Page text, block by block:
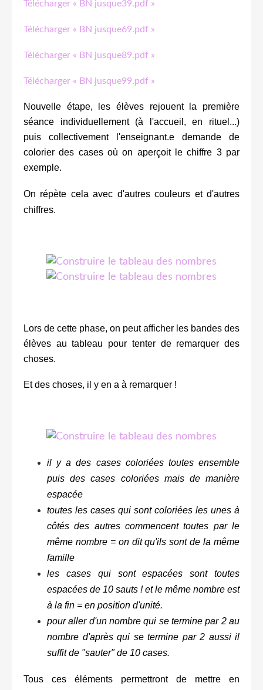
Télécharger « BN jusque39.pdf »
Télécharger « BN jusque69.pdf »
Télécharger « BN jusque89.pdf »
Télécharger « BN jusque99.pdf »
Nouvelle étape, les élèves rejouent la première
séance individuellement (à l'accueil, en rituel...)
puis collectivement l'enseignant.e demande de
colorier des cases où on aperçoit le chiffre 3 par
exemple.
On répète cela avec d'autres couleurs et d'autres
chiffres.
Lors de cette phase, on peut afficher les bandes des
élèves au tableau pour tenter de remarquer des
choses.
Et des choses, il y en a à remarquer !
il y a des cases coloriées toutes ensemble
puis des cases coloriées mais de manière
espacée
toutes les cases qui sont coloriées les unes à
côtés des autres commencent toutes par le
même nombre = on dit qu'ils sont de la même
famille
les cases qui sont espacées sont toutes
espacées de 10 sauts ! et le même nombre est
à la fin = en position d'unité.
pour aller d'un nombre qui se termine par 2 au
nombre d'après qui se termine par 2 aussi il
suffit de "sauter" de 10 cases.
Tous ces éléments permettront de mettre en